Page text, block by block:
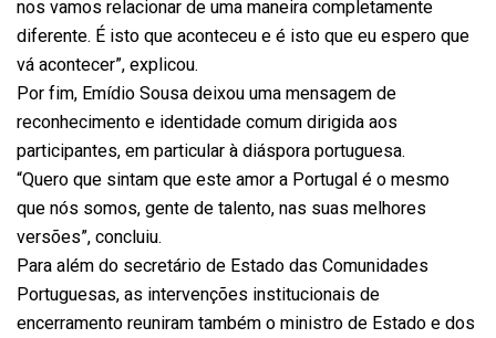
nos vamos relacionar de uma maneira completamente
diferente. É isto que aconteceu e é isto que eu espero que
vá acontecer”, explicou.
Por fim, Emídio Sousa deixou uma mensagem de
reconhecimento e identidade comum dirigida aos
participantes, em particular à diáspora portuguesa.
“Quero que sintam que este amor a Portugal é o mesmo
que nós somos, gente de talento, nas suas melhores
versões”, concluiu.
Para além do secretário de Estado das Comunidades
Portuguesas, as intervenções institucionais de
encerramento reuniram também o ministro de Estado e dos